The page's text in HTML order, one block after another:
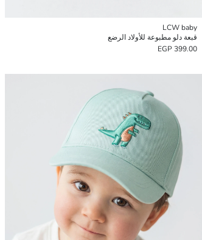
LCW baby
قبعة دلو مطبوعة للأولاد الرضع
399.00 EGP